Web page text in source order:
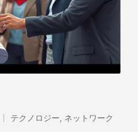
Posted
テクノロジー, ネットワーク